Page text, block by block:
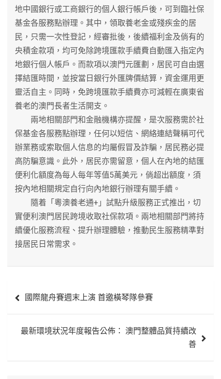
地中國銀行或工商銀行的個人銀行帳戶後，可到臨社保
基金各服務點辦理。其中，領取養老金或殘疾金的居
民，只需一次性登記，經審批後，後續福利金及倘有的
央積金款項，均可免除跨境匯款手續費自動匯入指定內
地銀行個人帳戶。而款項以澳門元匯劃，居民可自由選
擇結匯時間，並按當日銀行外匯牌價結算，資金運用更
靈活自主。同時，免跨境匯款手續費亦可減輕在廣東省
養老的澳門長者生活開支。
兩地相關部門和金融機構亦提醒，是次服務需於社
保基金各服務點辦理，任何以短信、網絡連結聲稱可代
辦業務或索取個人信息的均屬假冒及詐騙，居民務必提
高防騙意識。此外，居民亦需留意，個人在內地的結匯
便利化額度為每人每年等值5萬美元，倘超出額度，須
按內地相關規定自行向內地銀行辦理有關手續。
隨着「粵澳養老通+」試點升級服務正式推出，切
實便利澳門居民跨境收取社保款項。兩地相關部門將持
續優化服務流程、提升辦理體驗，推動民生服務精準對
接居民日常需求。
章
國際龍舟賽週末上演 首邀橫琴隊參賽
最新環境狀況年度報告公佈： 澳門整體品質持續改
善